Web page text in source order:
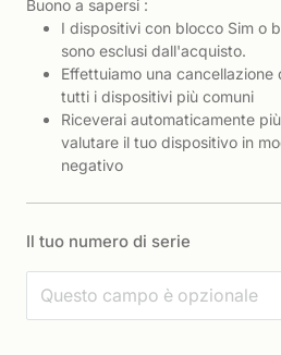
Buono a sapersi :
I dispositivi con blocco Sim o
sono esclusi dall'acquisto.
Effettuiamo una
tutti i dispositivi più comuni
Riceverai automaticamente
valutare il tuo dispositivo in
negativo
Il tuo numero di serie